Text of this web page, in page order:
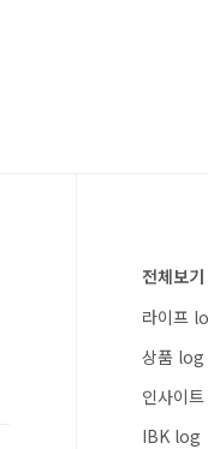
전체보기
라이프
상품 log
인사이
IBK log